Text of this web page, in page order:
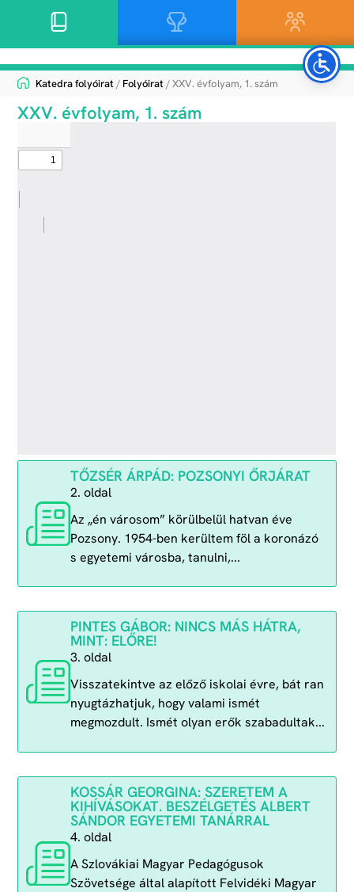
Katedra folyóirat/ Folyóirat/ XXV. évfolyam, 1. szám
XXV. évfolyam, 1. szám
TŐZSÉR ÁRPÁD: POZSONYI ŐRJÁRAT
2. oldal
Az „én városom” körülbelül hatvan éve
Pozsony. 1954-ben kerültem föl a koronázó
s egyetemi városba, tanulni,...
PINTES GÁBOR: NINCS MÁS HÁTRA,
MINT: ELŐRE!
3. oldal
Visszatekintve az előző iskolai évre, bát ran
nyugtázhatjuk, hogy valami ismét
megmozdult. Ismét olyan erők szabadultak...
KOSSÁR GEORGINA: SZERETEM A
KIHÍVÁSOKAT. BESZÉLGETÉS ALBERT
SÁNDOR EGYETEMI TANÁRRAL
4. oldal
A Szlovákiai Magyar Pedagógusok
Szövetsége által alapított Felvidéki Magyar